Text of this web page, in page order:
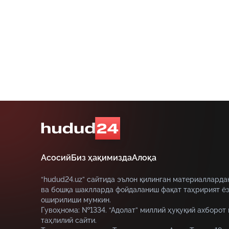
АсосийБиз ҳақимиздаАлоқа
“hudud24.uz” сайтида эълон қилинган
ва бошқа шаклларда фойдаланиш фақат таҳририят
оширилиши мумкин.
Гувоҳнома: №1334. “Адолат” миллий ҳуқуқий
таҳлилий сайти.